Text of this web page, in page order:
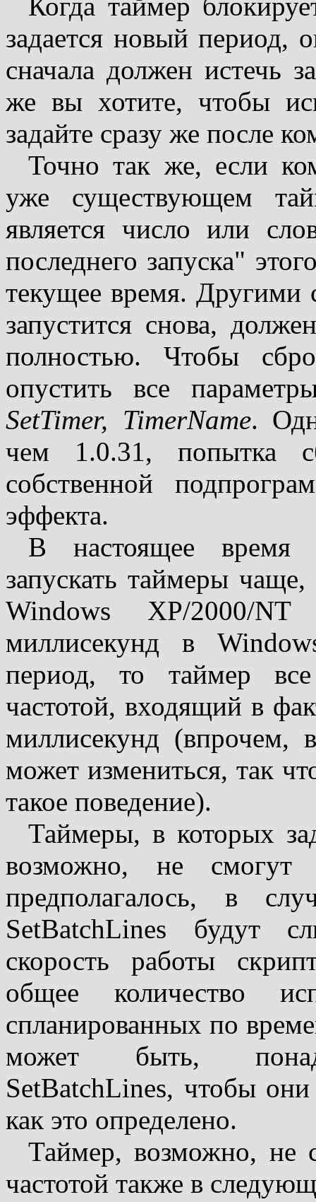
задается новый период,
сначала должен истечь
же вы хотите, чтобы
задайте сразу же после
Точно так же, если
уже существующем
является число или
последнего запуска"
текущее время. Другими
запустится снова,
полностью. Чтобы
опустить все
SetTimer, TimerName.
чем 1.0.31, попытка
собственной
эффекта.
В настоящее время
запускать таймеры
Windows XP/2000/
миллисекунд в
период, то таймер
частотой, входящий в
миллисекунд (впрочем,
может измениться, так
такое поведение).
Таймеры, в которых
возможно, не смогут
предполагалось, в
SetBatchLines будут
скорость работы
общее количество
спланированных по
может быть,
SetBatchLines, чтобы они
как это определено.
Таймер, возможно, не
частотой также в